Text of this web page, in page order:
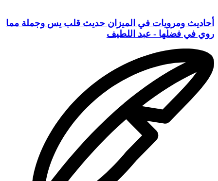
أحاديث ومرويات في الميزان حديث قلب يس وجملة مما
روي في فضلها - عبد اللطيف